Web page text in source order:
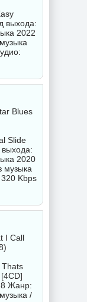
выхода:
2022
Blues
Slide
2020
музыка
Kbps
I Call
Thats
Жанр:
/